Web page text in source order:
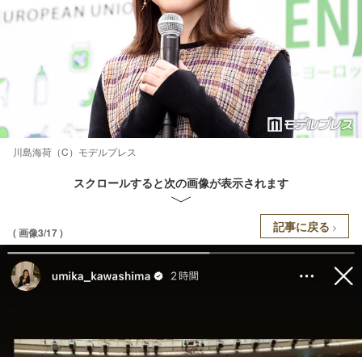
川島海荷（C）モデルプレス
スクロールすると次の画像が表示されます
( 画像3/17 ) 記事に戻る